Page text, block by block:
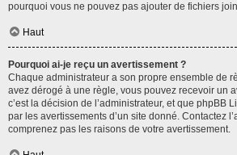
pourquoi vous ne pouvez pas ajouter de fichiers
Haut
Pourquoi ai-je reçu un avertissement ?
Chaque administrateur a son propre ensemble de
avez dérogé à une règle, vous pouvez recevoir un
c’est la décision de l’administrateur, et que phpBB
par les avertissements d’un site donné. Contactez
comprenez pas les raisons de votre avertissement.